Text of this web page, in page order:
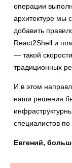
операции
архитектуре мы
добавить
React2Shell и
— такой
традиционных
И в этом
наши решения
специалистов
Евгений,